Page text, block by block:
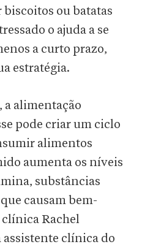
ou batatas
o ajuda a se
a curto prazo,
estratégia.
alimentação
pode criar um ciclo
alimentos
aumenta os níveis
substâncias
causam bem-
clínica Rachel
assistente clínica do